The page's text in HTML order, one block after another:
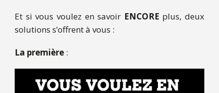
Et si vous voulez en savoir ENCORE plus, deux
solutions s’offrent à vous :
La première :